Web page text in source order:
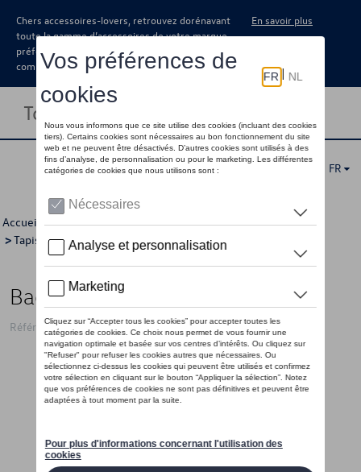
Chers accessoires-lovers, retrouvez dorénavant
toute la gamme d’accessoires de votre marque
préférée sous forme de catalogue à
commander auprès de votre concessionaire.
En savoir plus
Toggle navigation
FR
Accueil >Catalogue Volkswagen >Confort et protection
>Tapis et coquilles de coffre > Détail
Bac de coffre, pour 5 places
Référence: 5T0061162